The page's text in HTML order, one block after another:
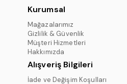
Kurumsal
Mağazalarımız
Gizlilik & Güvenlik
Müşteri Hizmetleri
Hakkımızda
Alışveriş Bilgileri
İade ve Değişim Koşulları